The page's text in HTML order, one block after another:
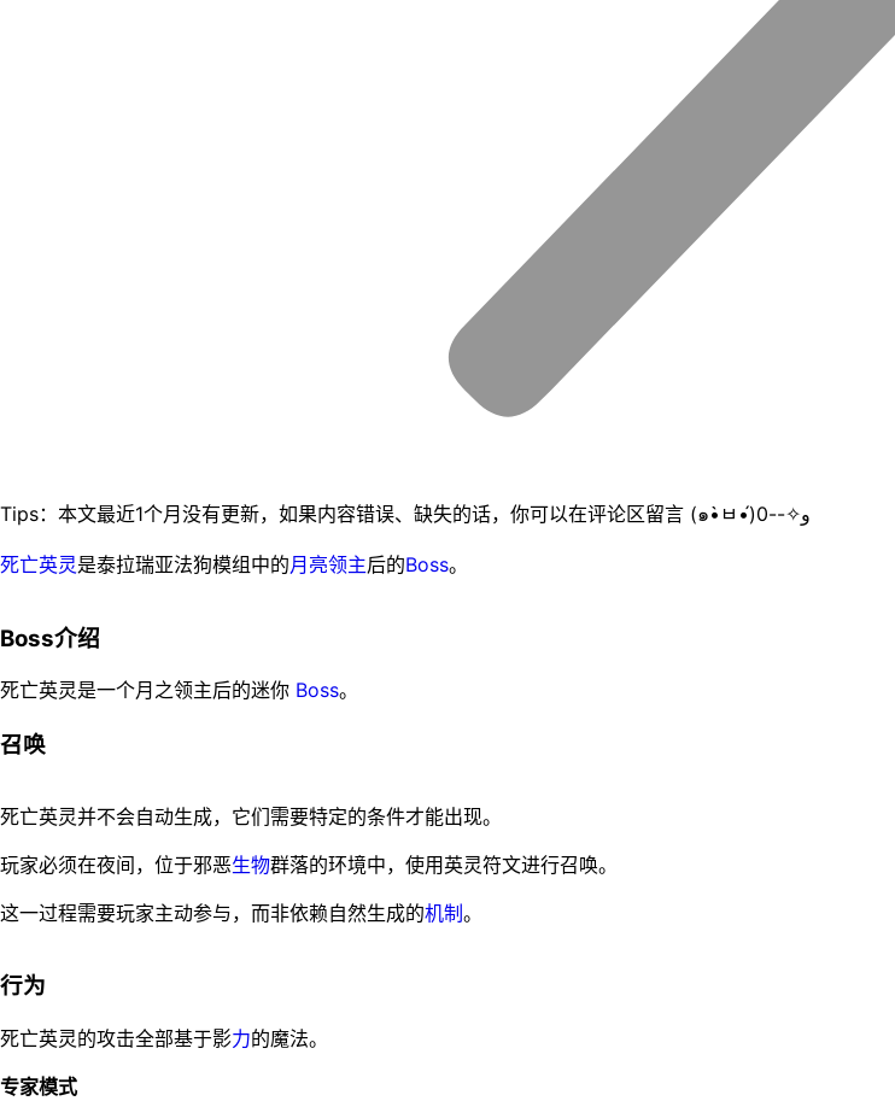
Tips：本文最近1个月没有更新，如果内容错误、缺失的话，你可以在评论区留言 (๑•̀ㅂ•́)و✧--0
死亡英灵是泰拉瑞亚法狗模组中的月亮领主后的Boss。
Boss介绍
死亡英灵是一个月之领主后的迷你 Boss。
召唤
死亡英灵并不会自动生成，它们需要特定的条件才能出现。
玩家必须在夜间，位于邪恶生物群落的环境中，使用英灵符文进行召唤。
这一过程需要玩家主动参与，而非依赖自然生成的机制。
行为
死亡英灵的攻击全部基于影力的魔法。
专家模式